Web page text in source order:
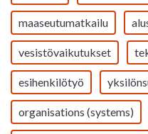
maaseutumatkailu
vesistövaikutukset
esihenkilötyö
organisations (systems)